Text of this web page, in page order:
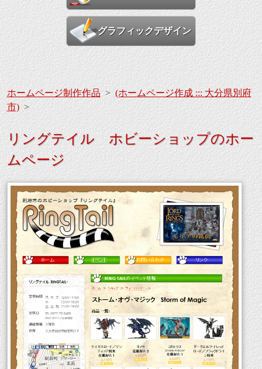
グラフィックデザイン
ホームページ制作作品> (ホームページ作成 ::: 大分県別府
市)>
リングテイル ホビーショップのホー
ムページ